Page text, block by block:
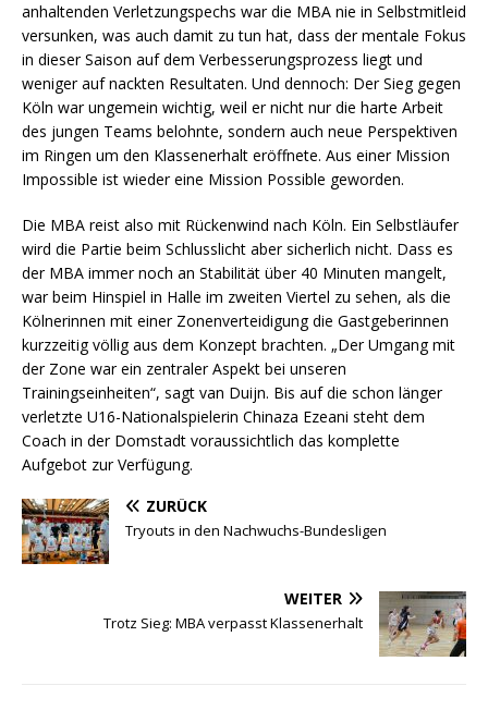
anhaltenden Verletzungspechs war die MBA nie in Selbstmitleid
versunken, was auch damit zu tun hat, dass der mentale Fokus
in dieser Saison auf dem Verbesserungsprozess liegt und
weniger auf nackten Resultaten. Und dennoch: Der Sieg gegen
Köln war ungemein wichtig, weil er nicht nur die harte Arbeit
des jungen Teams belohnte, sondern auch neue Perspektiven
im Ringen um den Klassenerhalt eröffnete. Aus einer Mission
Impossible ist wieder eine Mission Possible geworden.
Die MBA reist also mit Rückenwind nach Köln. Ein Selbstläufer
wird die Partie beim Schlusslicht aber sicherlich nicht. Dass es
der MBA immer noch an Stabilität über 40 Minuten mangelt,
war beim Hinspiel in Halle im zweiten Viertel zu sehen, als die
Kölnerinnen mit einer Zonenverteidigung die Gastgeberinnen
kurzzeitig völlig aus dem Konzept brachten. „Der Umgang mit
der Zone war ein zentraler Aspekt bei unseren
Trainingseinheiten“, sagt van Duijn. Bis auf die schon länger
verletzte U16-Nationalspielerin Chinaza Ezeani steht dem
Coach in der Domstadt voraussichtlich das komplette
Aufgebot zur Verfügung.
ZURÜCK
Tryouts in den Nachwuchs-Bundesligen
WEITER
Trotz Sieg: MBA verpasst Klassenerhalt